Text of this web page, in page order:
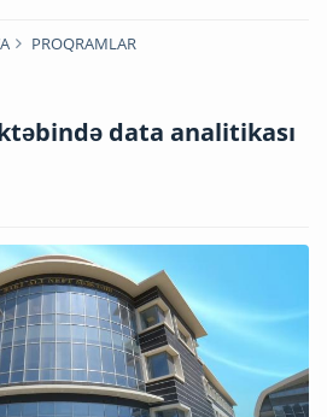
PROQRAMLAR
data analitikası